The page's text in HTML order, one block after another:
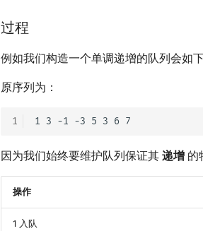
过程
例如我们构造一个单调递增的队列会如下
原序列为：
1
因为我们始终要维护队列保证其 递增 的
操作
1 入队